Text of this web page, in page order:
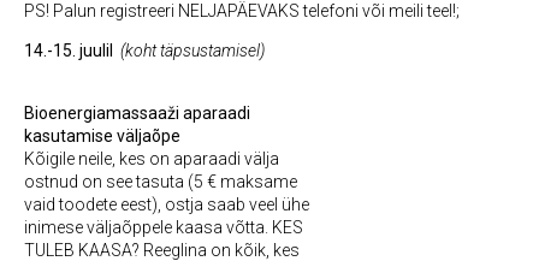
PS! Palun registreeri NELJAPÄEVAKS telefoni või meili teel!;
14.-15. juulil (koht täpsustamisel)
Bioenergiamassaaži aparaadi
kasutamise väljaõpe
Kõigile neile, kes on aparaadi välja
ostnud on see tasuta (5 € maksame
vaid toodete eest), ostja saab veel ühe
inimese väljaõppele kaasa võtta. KES
TULEB KAASA? Reeglina on kõik, kes